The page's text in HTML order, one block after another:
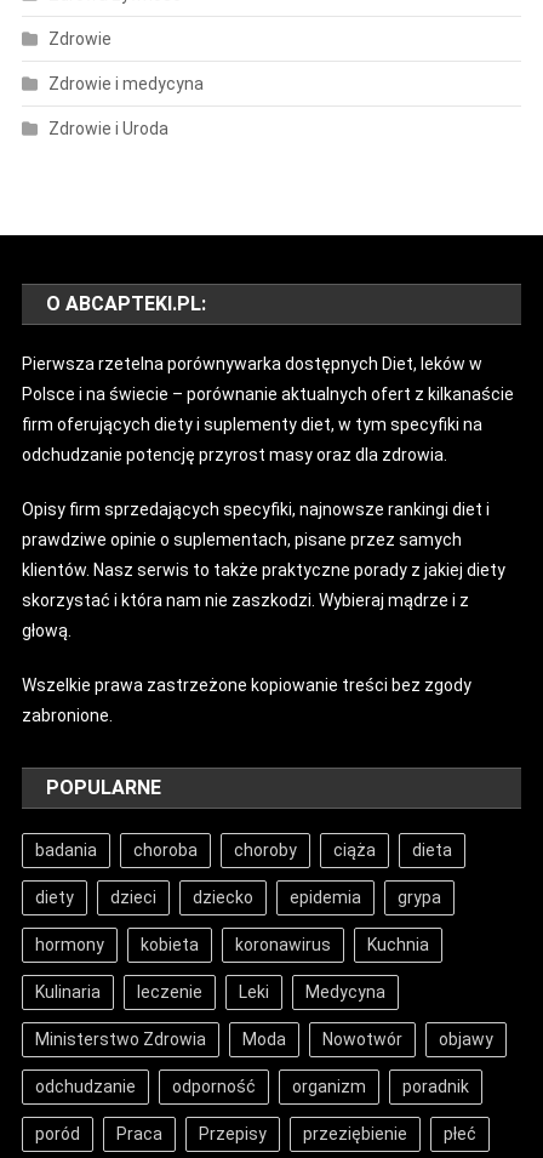
Zdrowie
Zdrowie i medycyna
Zdrowie i Uroda
O ABCAPTEKI.PL:
Pierwsza rzetelna porównywarka dostępnych Diet, leków w
Polsce i na świecie – porównanie aktualnych ofert z kilkanaście
firm oferujących diety i suplementy diet, w tym specyfiki na
odchudzanie potencję przyrost masy oraz dla zdrowia.
Opisy firm sprzedających specyfiki, najnowsze rankingi diet i
prawdziwe opinie o suplementach, pisane przez samych
klientów. Nasz serwis to także praktyczne porady z jakiej diety
skorzystać i która nam nie zaszkodzi. Wybieraj mądrze i z
głową.
Wszelkie prawa zastrzeżone kopiowanie treści bez zgody
zabronione.
POPULARNE
badania choroba choroby ciąża dieta
diety dzieci dziecko epidemia grypa
hormony kobieta koronawirus Kuchnia
Kulinaria leczenie Leki Medycyna
Ministerstwo Zdrowia Moda Nowotwór objawy
odchudzanie odporność organizm poradnik
poród Praca Przepisy przeziębienie płeć